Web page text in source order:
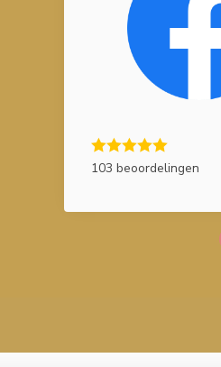
103 beoordelingen